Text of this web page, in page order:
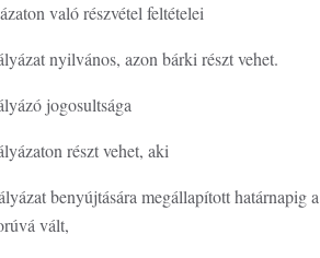
való részvétel feltételei
nyilvános, azon bárki részt vehet.
jogosultsága
részt vehet, aki
benyújtására megállapított határnapig
vált,